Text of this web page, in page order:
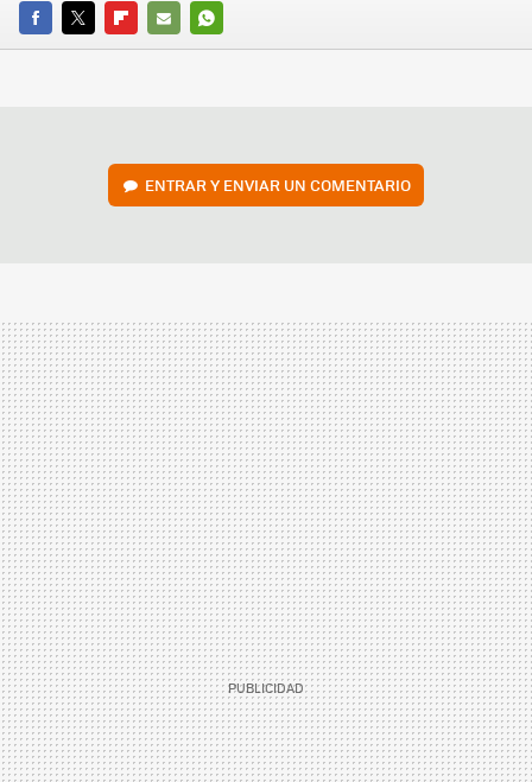
FACEBOOK
TWITTERFLIPBOARD
E-
WHATSAPP
ENTRAR Y ENVIAR UN COMENTARIO